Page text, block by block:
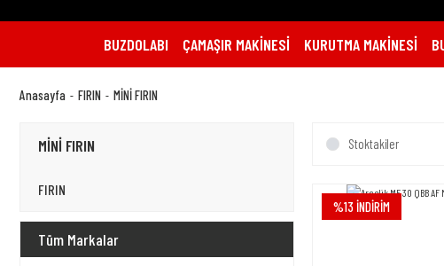
BUZDOLABI ÇAMAŞIR MAKİNESİ KURUTMA MAKİNESİ
Anasayfa FIRIN MİNİ FIRIN
MİNİ FIRIN
FIRIN
Tüm Markalar
Stoktakiler
%13 İNDİRİM